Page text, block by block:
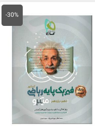
-30%
اصلی
39,000 تومان
بود.
قیمت
فعلی